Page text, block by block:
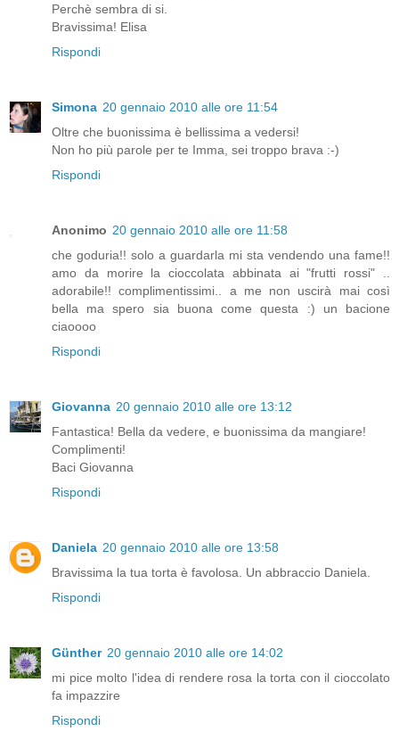
Perchè sembra di si.
Bravissima! Elisa
Rispondi
Simona 20 gennaio 2010 alle ore 11:54
Oltre che buonissima è bellissima a vedersi!
Non ho più parole per te Imma, sei troppo brava :-)
Rispondi
Anonimo 20 gennaio 2010 alle ore 11:58
che goduria!! solo a guardarla mi sta vendendo una fame!!
amo da morire la cioccolata abbinata ai "frutti rossi" ..
adorabile!! complimentissimi.. a me non uscirà mai così
bella ma spero sia buona come questa :) un bacione
ciaoooo
Rispondi
Giovanna 20 gennaio 2010 alle ore 13:12
Fantastica! Bella da vedere, e buonissima da mangiare!
Complimenti!
Baci Giovanna
Rispondi
Daniela 20 gennaio 2010 alle ore 13:58
Bravissima la tua torta è favolosa. Un abbraccio Daniela.
Rispondi
Günther 20 gennaio 2010 alle ore 14:02
mi pice molto l'idea di rendere rosa la torta con il cioccolato
fa impazzire
Rispondi